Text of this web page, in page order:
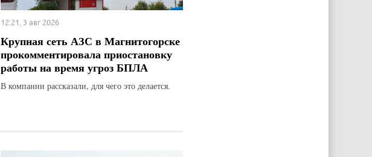
12:21, 3 авг 2026
Крупная сеть АЗС в Магнитогорске
прокомментировала приостановку
работы на время угроз БПЛА
В компании рассказали, для чего это делается.